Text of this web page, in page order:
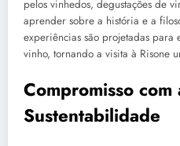
pelos vinhedos, degustações de
aprender sobre a história e a
experiências são projetadas para
vinho, tornando a visita à Risone
Compromisso com
Sustentabilidade